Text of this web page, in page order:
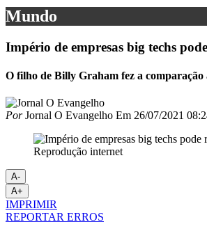
Mundo
Império de empresas big techs
O filho de Billy Graham fez a
PorJornal O Evangelho Em 26/07/2021
Reprodução internet
A-
A+
IMPRIMIR
REPORTAR ERROS